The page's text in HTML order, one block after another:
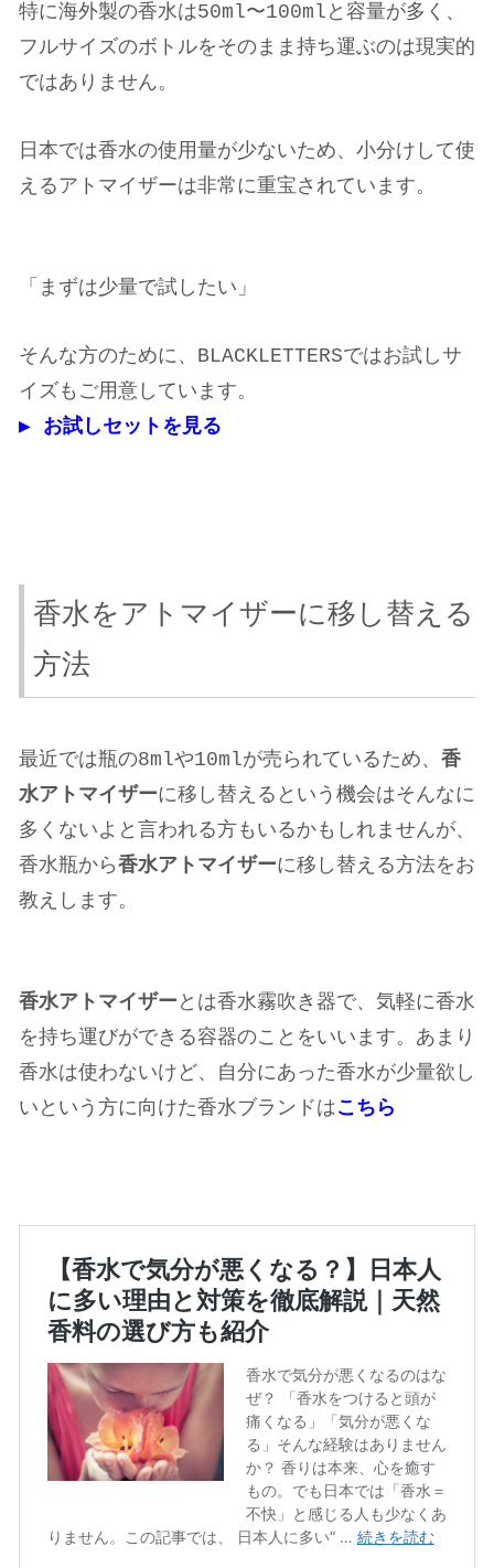
特に海外製の香水は50ml〜100mlと容量が多く、
フルサイズのボトルをそのまま持ち運ぶのは現実的
ではありません。
日本では香水の使用量が少ないため、小分けして使
えるアトマイザーは非常に重宝されています。
「まずは少量で試したい」
そんな方のために、BLACKLETTERSではお試しサ
イズもご用意しています。
▶︎ お試しセットを見る
香水をアトマイザーに移し替える
方法
最近では瓶の8mlや10mlが売られているため、 香
水アトマイザーに移し替えるという機会はそんなに
多くないよと言われる方もいるかもしれませんが、
香水瓶から香水アトマイザーに移し替える方法をお
教えします。
香水アトマイザーとは香水霧吹き器で、気軽に香水
を持ち運びができる容器のことをいいます。 あまり
香水は使わないけど、自分にあった香水が少量欲し
いという方に向けた香水ブランドはこちら